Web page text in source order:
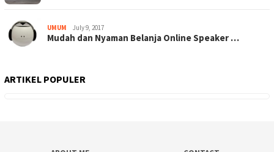
UMUM July 9, 2017
Mudah dan Nyaman Belanja Online Speaker …
ARTIKEL POPULER